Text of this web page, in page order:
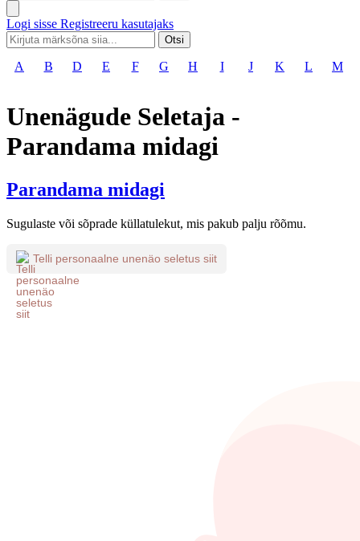
Logi sisse Registreeru kasutajaks
Otsi
A B D E F G H I J K L M
Unenägude Seletaja -
Parandama midagi
Parandama midagi
Sugulaste või sõprade küllatulekut, mis pakub palju rõõmu.
Telli personaalne unenäo seletus siit